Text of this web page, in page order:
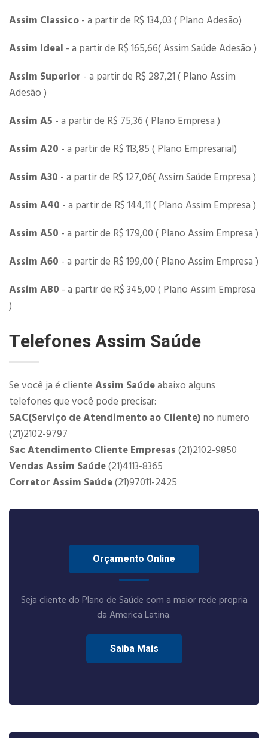
Assim Classico - a partir de R$ 134,03 ( Plano Adesão)
Assim Ideal - a partir de R$ 165,66( Assim Saúde Adesão )
Assim Superior - a partir de R$ 287,21 ( Plano Assim
Adesão )
Assim A5 - a partir de R$ 75,36 ( Plano Empresa )
Assim A20 - a partir de R$ 113,85 ( Plano Empresarial)
Assim A30 - a partir de R$ 127,06( Assim Saúde Empresa )
Assim A40 - a partir de R$ 144,11 ( Plano Assim Empresa )
Assim A50 - a partir de R$ 179,00 ( Plano Assim Empresa )
Assim A60 - a partir de R$ 199,00 ( Plano Assim Empresa )
Assim A80 - a partir de R$ 345,00 ( Plano Assim Empresa
)
Telefones Assim Saúde
Se você ja é cliente Assim Saúdeabaixo alguns
telefones que você pode precisar:
SAC(Serviço de Atendimento ao Cliente) no numero
(21)2102-9797
Sac Atendimento Cliente Empresas (21)2102-9850
Vendas Assim Saúde(21)4113-8365
Corretor Assim Saúde(21)97011-2425
Orçamento Online
Seja cliente do Plano de Saúde com a maior rede propria
da America Latina.
Saiba Mais